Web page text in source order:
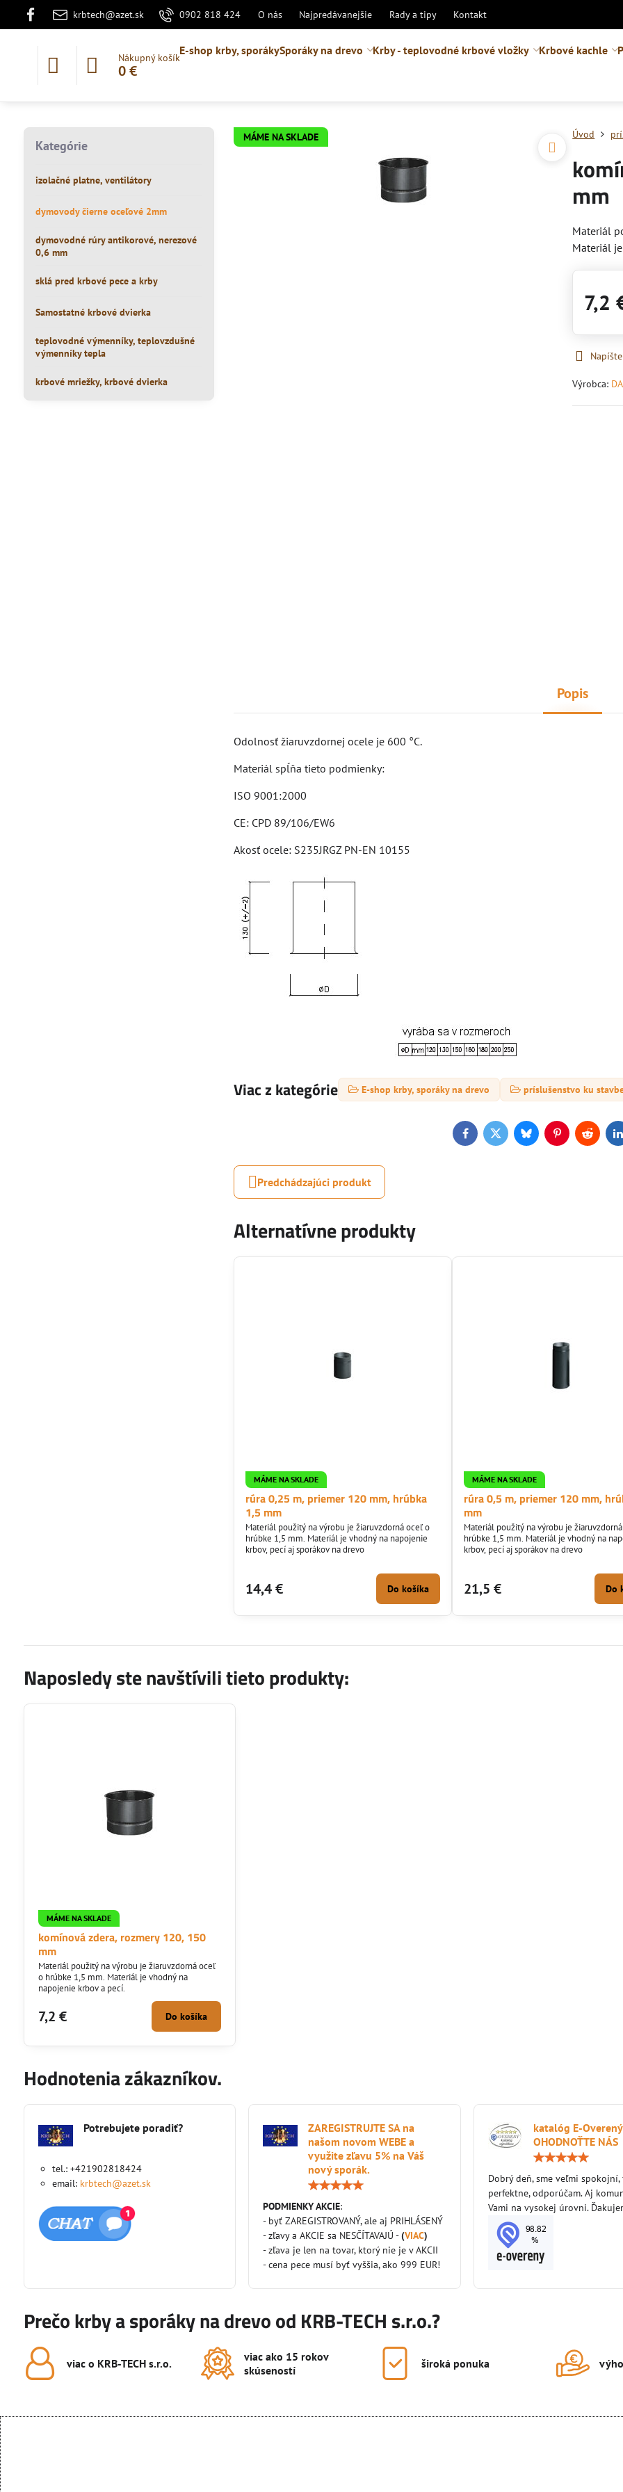
krbtech@azet.sk 0902 818 424 O nás Najpredávanejšie Rady a tipy Kontakt
Nákupný košík
0 €
E-shop krby, sporákySporáky na drevo Krby - teplovodné krbové vložky Krbové kachle
MÁME NA SKLADE Úvod
mm
Materiál
Materiál
7,2
Výrobca:
Popis
Odolnosť žiaruvzdornej ocele je 600 °C.
Materiál spĺňa tieto podmienky:
ISO 9001:2000
CE: CPD 89/106/EW6
Akosť ocele: S235JRGZ PN-EN 10155
Viac z kategórie E-shop krby, sporáky na drevo príslušenstvo ku
FacebookTwitterBlueskyPinterestReddit
Predchádzajúci produkt
Alternatívne produkty
MÁME NA SKLADE
rúra 0,25 m, priemer 120 mm, hrúbka
1,5 mm
Materiál použitý na výrobu je žiaruvzdorná oceľ o
hrúbke 1,5 mm. Materiál je vhodný na napojenie
krbov, pecí aj sporákov na drevo
14,4 € Do košíka
MÁME NA SKLADE
rúra 0,5 m, priemer 120 mm,
mm
Materiál použitý na výrobu je
hrúbke 1,5 mm. Materiál je vhodný na
krbov, pecí aj sporákov na drevo
21,5 € Do
Kategórie
izolačné platne, ventilátory
dymovody čierne oceľové 2mm
dymovodné rúry antikorové, nerezové
0,6 mm
sklá pred krbové pece a krby
Samostatné krbové dvierka
teplovodné výmenníky, teplovzdušné
výmenníky tepla
krbové mriežky, krbové dvierka
Naposledy ste navštívili tieto produkty:
MÁME NA SKLADE
komínová zdera, rozmery 120, 150
mm
Materiál použitý na výrobu je žiaruvzdorná oceľ
o hrúbke 1,5 mm. Materiál je vhodný na
napojenie krbov a pecí.
7,2 € Do košíka
Hodnotenia zákazníkov.
Potrebujete poradiť?
tel.: +421902818424
email: krbtech@azet.sk
ZAREGISTRUJTE SA na
našom novom WEBE a
využite zľavu 5% na Váš
nový sporák.
5
PODMIENKY AKCIE:
- byť ZAREGISTROVANÝ, ale aj PRIHLÁSENÝ
- zľavy a AKCIE sa NESČÍTAVAJÚ -(VIAC)
- zľava je len na tovar, ktorý nie je v AKCII
- cena pece musí byť vyššia, ako 999 EUR!
katalóg E-Overený
OHODNOŤTE NÁS
Dobrý deň, sme veľmi
perfektne, odporúčam. Aj
Vami na vysokej úrovni.
Prečo krby a sporáky na drevo od KRB-TECH s.r.o.?
viac o KRB-TECH s​.r​.o​.
viac ako 15 rokov
skúseností
široká ponuka